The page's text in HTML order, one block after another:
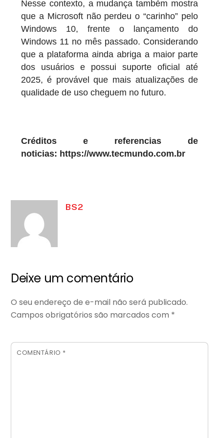
Nesse contexto, a mudança também mostra
que a Microsoft não perdeu o “carinho” pelo
Windows 10, frente o
lançamento do
Windows 11no mês passado. Considerando
que a plataforma ainda abriga a maior parte
dos usuários e possui suporte oficial até
2025, é provável que mais atualizações de
qualidadede uso cheguem no futuro.
Créditos e referencias de
noticias: https://www.tecmundo.com.br
BS2
Deixe um comentário
O seu endereço de e-mail não será publicado.
Campos obrigatórios são marcados com *
COMENTÁRIO *